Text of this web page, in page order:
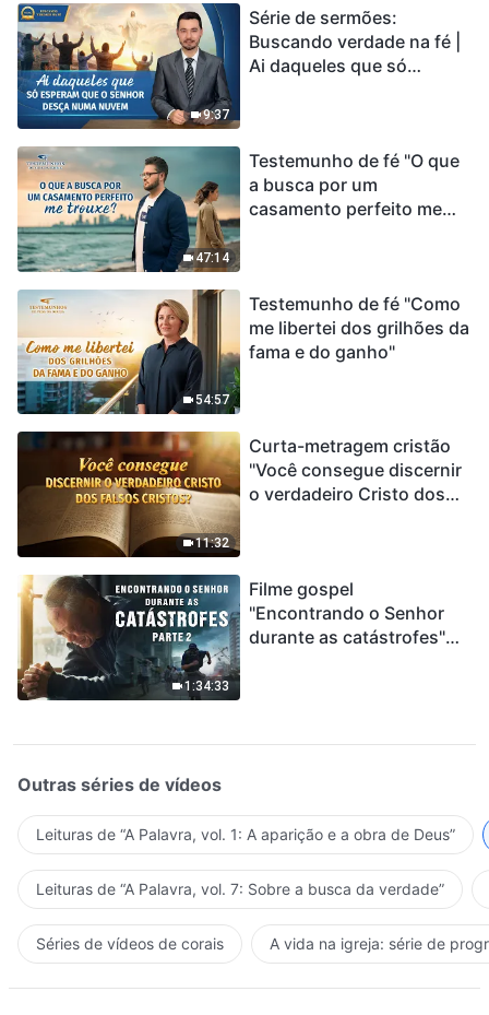
9:37
Série de sermões:
Buscando verdade na fé |
Ai daqueles que só
47:14
Testemunho de fé "O que
a busca por um
casamento perfeito me
54:57
Testemunho de fé "Como
me libertei dos grilhões da
fama e do ganho"
11:32
Curta-metragem cristão
"Você consegue discernir
o verdadeiro Cristo dos
1:34:33
Filme gospel
"Encontrando o Senhor
durante as catástrofes"
encontrou uma maneira
de sobreviver?
Outras séries de vídeos
Leituras de “A Palavra, vol. 1: A aparição e a obra de Deus”
Leituras de “A Palavra, vol. 7: Sobre a busca da verdade”
Séries de vídeos de corais A vida na igreja: série de